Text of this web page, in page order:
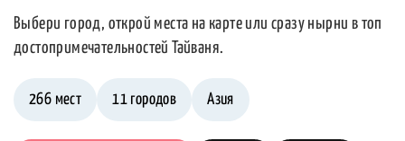
Выбери город, открой места на карте или сразу нырни в топ
достопримечательностей Тайваня.
266 мест 11 городов Азия